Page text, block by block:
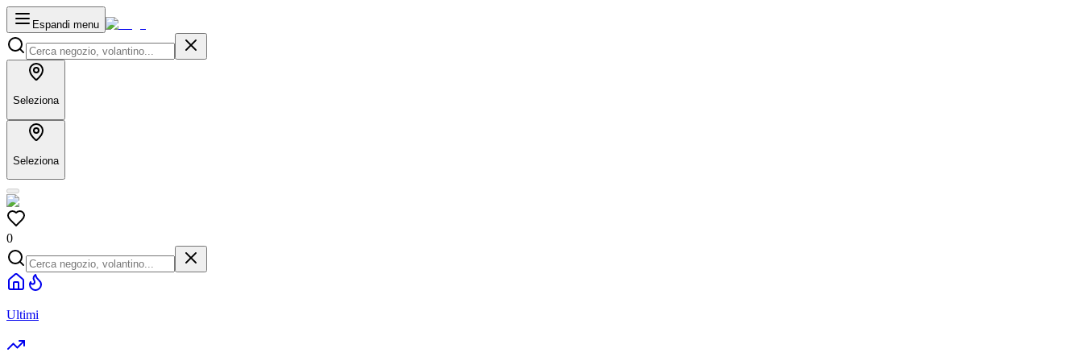
Espandi menu
Seleziona
Seleziona
0
Ultimi